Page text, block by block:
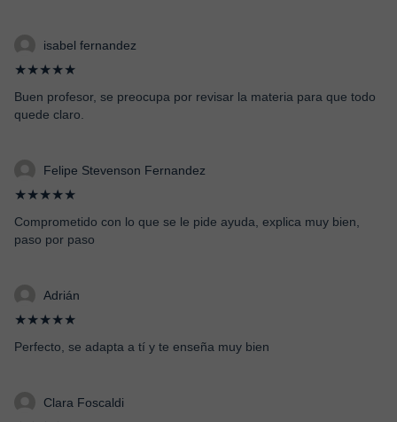
isabel fernandez
★★★★★
Buen profesor, se preocupa por revisar la materia para que todo
quede claro.
Felipe Stevenson Fernandez
★★★★★
Comprometido con lo que se le pide ayuda, explica muy bien,
paso por paso
Adrián
★★★★★
Perfecto, se adapta a tí y te enseña muy bien
Clara Foscaldi